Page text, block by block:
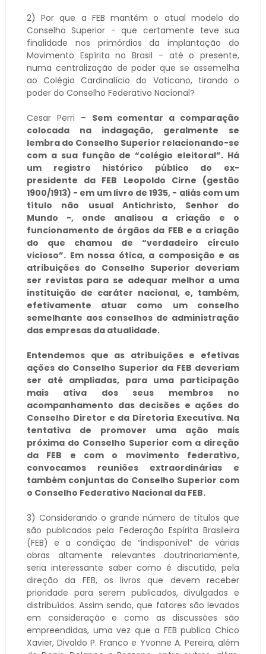
2) Por que a FEB mantém o atual modelo do
Conselho Superior - que certamente teve sua
finalidade nos primórdios da implantação do
Movimento Espírita no Brasil - até o presente,
numa centralização de poder que se assemelha
ao Colégio Cardinalício do Vaticano, tirando o
poder do Conselho Federativo Nacional?
Cesar Perri – Sem comentar a comparação
colocada na indagação, geralmente se
lembra do Conselho Superior relacionando-se
com a sua função de “colégio eleitoral”. Há
um registro histórico público do ex-
presidente da FEB Leopoldo Cirne (gestão
1900/1913) - em um livro de 1935, - aliás com um
título não usual Antichristo, Senhor do
Mundo -, onde analisou a criação e o
funcionamento de órgãos da FEB e a criação
do que chamou de “verdadeiro círculo
vicioso”. Em nossa ótica, a composição e as
atribuições do Conselho Superior deveriam
ser revistas para se adequar melhor a uma
instituição de caráter nacional, e, também,
efetivamente atuar como um conselho
semelhante aos conselhos de administração
das empresas da atualidade.
Entendemos que as atribuições e efetivas
ações do Conselho Superior da FEB deveriam
ser até ampliadas, para uma participação
mais ativa dos seus membros no
acompanhamento das decisões e ações do
Conselho Diretor e da Diretoria Executiva. Na
tentativa de promover uma ação mais
próxima do Conselho Superior com a direção
da FEB e com o movimento federativo,
convocamos reuniões extraordinárias e
também conjuntas do Conselho Superior com
o Conselho Federativo Nacional da FEB.
3) Considerando o grande número de títulos que
são publicados pela Federação Espírita Brasileira
(FEB) e a condição de “indisponível” de várias
obras altamente relevantes doutrinariamente,
seria interessante saber como é discutida, pela
direção da FEB, os livros que devem receber
prioridade para serem publicados, divulgados e
distribuídos. Assim sendo, que fatores são levados
em consideração e como as discussões são
empreendidas, uma vez que a FEB publica Chico
Xavier, Divaldo P. Franco e Yvonne A. Pereira, além